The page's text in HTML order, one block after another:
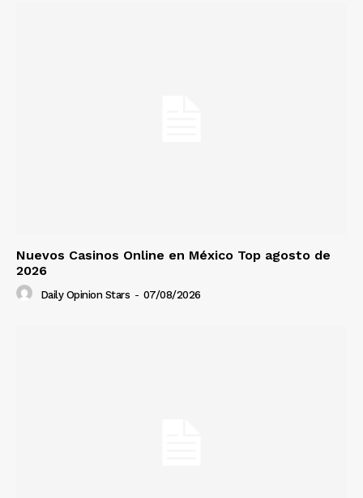
Nuevos Casinos Online en México Top agosto de
2026
Daily Opinion Stars - 07/08/2026